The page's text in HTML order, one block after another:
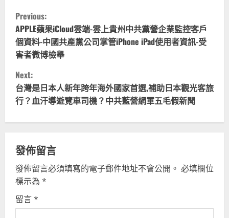
C
o
n
t
i
n
u
e
R
e
Previous:
APPLE蘋果iCloud雲端-雲上貴州中共黨營企業監控客戶
個資料-中國共產黨公司掌管iPhone iPad使用者資訊-受
害者微博檢舉
Next:
台灣是日本人新年跨年海外國家首選,補助日本觀光客旅
行？血汗導遊覽車司機？中共藍營網軍五毛假新聞
發佈留言
發佈留言必須填寫的電子郵件地址不會公開。 必填欄位
標示為 *
留言*